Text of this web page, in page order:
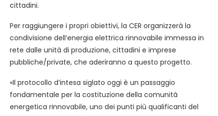
cittadini.
Per raggiungere i propri obiettivi, la CER organizzerà la
condivisione dell’energia elettrica rinnovabile immessa in
rete dalle unità di produzione, cittadini e imprese
pubbliche/private, che aderiranno a questo progetto.
«Il protocollo d’intesa siglato oggi è un passaggio
fondamentale per la costituzione della comunità
energetica rinnovabile, uno dei punti più qualificanti del